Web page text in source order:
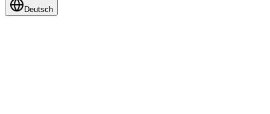
Deutsch